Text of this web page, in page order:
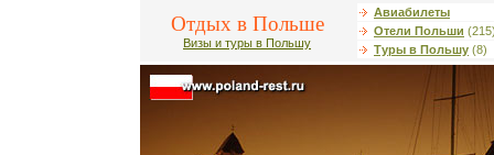
Отдых в Польше
Визы и туры в Польшу
Авиабилеты
Отели Польши
Туры в Польшу (8)